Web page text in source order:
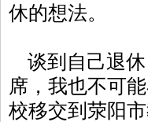
休的想法。
谈到自己退休
席，我也不可
校移交到荥阳